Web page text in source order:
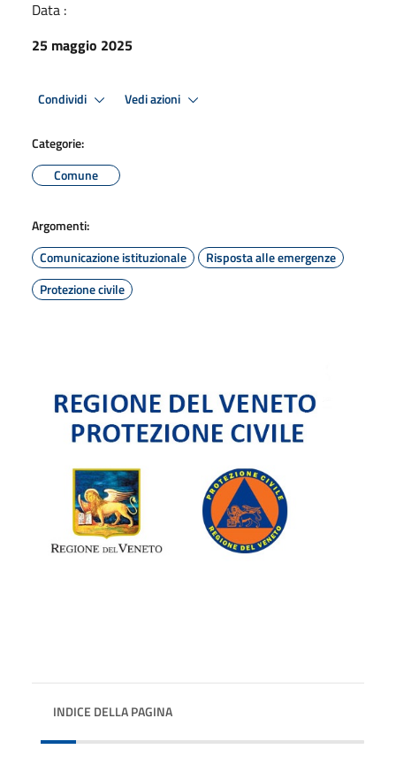
Data :
25 maggio 2025
Condividi Vedi azioni
Categorie:
Comune
Argomenti:
Comunicazione istituzionale
Risposta alle emergenze
Protezione civile
INDICE DELLA PAGINA